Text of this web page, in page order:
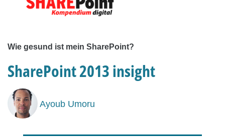
Wie gesund ist mein SharePoint?
SharePoint 2013 insight
Ayoub Umoru